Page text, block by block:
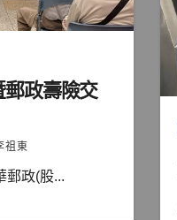
政壽險交
祖東
郵政(股...